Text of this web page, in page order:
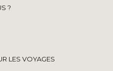
?
LES VOYAGES